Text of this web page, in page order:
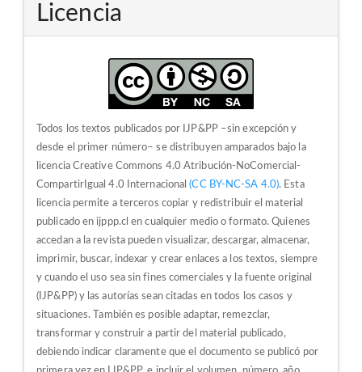
Licencia
Todos los textos publicados por IJP&PP –sin excepción y
desde el primer número– se distribuyen amparados bajo la
licencia Creative Commons 4.0 Atribución-NoComercial-
CompartirIgual 4.0 Internacional(CC BY-NC-SA 4.0). Esta
licencia permite a terceros copiar y redistribuir el material
publicado en ijppp.cl en cualquier medio o formato. Quienes
accedan a la revista pueden visualizar, descargar, almacenar,
imprimir, buscar, indexar y crear enlaces a los textos, siempre
y cuando el uso sea sin fines comerciales y la fuente original
(IJP&PP) y las autorías sean citadas en todos los casos y
situaciones.
También es posible adaptar, remezclar,
transformar y construir a partir del material publicado,
debiendo indicar claramente que el documento se publicó por